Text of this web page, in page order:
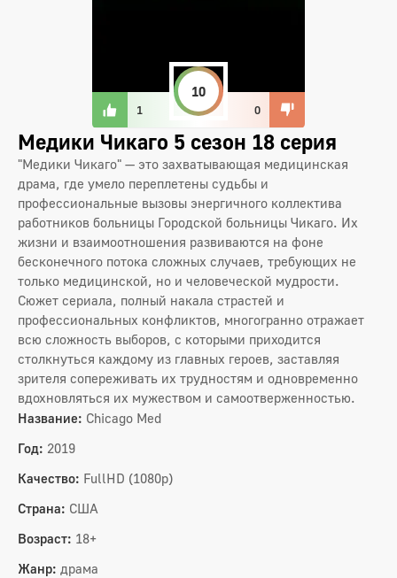
1
10
0
Медики Чикаго 5 сезон 18 серия
"Медики Чикаго" — это захватывающая медицинская
драма, где умело переплетены судьбы и
профессиональные вызовы энергичного коллектива
работников больницы Городской больницы Чикаго. Их
жизни и взаимоотношения развиваются на фоне
бесконечного потока сложных случаев, требующих не
только медицинской, но и человеческой мудрости.
Сюжет сериала, полный накала страстей и
профессиональных конфликтов, многогранно отражает
всю сложность выборов, с которыми приходится
столкнуться каждому из главных героев, заставляя
зрителя сопереживать их трудностям и одновременно
вдохновляться их мужеством и самоотверженностью.
Название: Chicago Med
Год: 2019
Качество: FullHD (1080p)
Страна: США
Возраст: 18+
Жанр: драма